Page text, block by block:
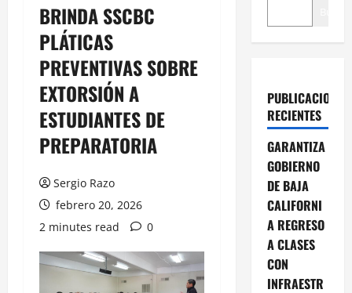
BRINDA SSCBC
PLÁTICAS
PREVENTIVAS SOBRE
EXTORSIÓN A
ESTUDIANTES DE
PREPARATORIA
Sergio Razo
febrero 20, 2026
2 minutes read
0
PUBLICACIONES
RECIENTES
GARANTIZA
GOBIERNO
DE BAJA
CALIFORNI
A REGRESO
A CLASES
CON
INFRAESTR